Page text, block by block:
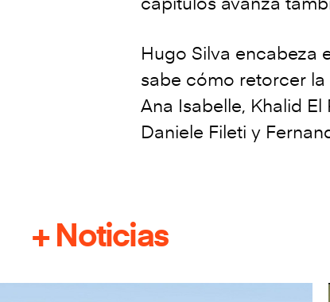
Hugo Silva encabeza
sabe cómo retorcer
Ana Isabelle, Khalid
Daniele Fileti y
+ Noticias